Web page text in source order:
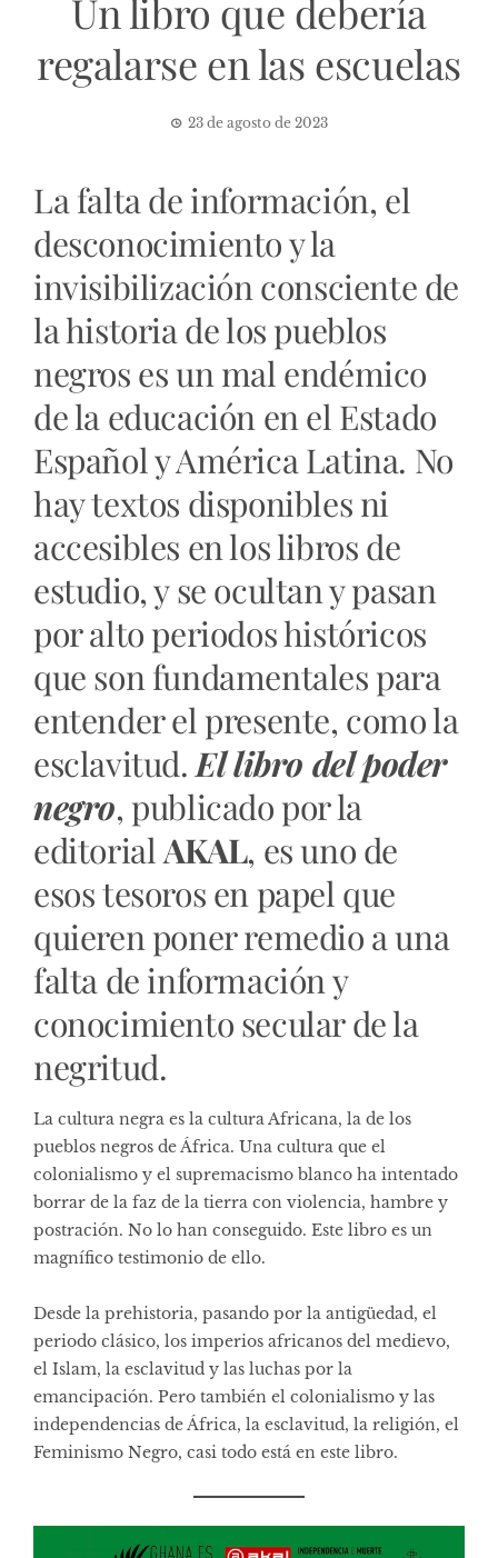
Un libro que debería
regalarse en las escuelas
23 de agosto de 2023
La falta de información, el
desconocimiento y la
invisibilización consciente de
la historia de los pueblos
negros es un mal endémico
de la educación en el Estado
Español y América Latina. No
hay textos disponibles ni
accesibles en los libros de
estudio, y se ocultan y pasan
por alto periodos históricos
que son fundamentales para
entender el presente, como la
esclavitud. El libro del poder
negro, publicado por la
editorial AKAL, es uno de
esos tesoros en papel que
quieren poner remedio a una
falta de información y
conocimiento secular de la
negritud.
La cultura negra es la cultura Africana, la de los
pueblos negros de África. Una cultura que el
colonialismo y el supremacismo blanco ha intentado
borrar de la faz de la tierra con violencia, hambre y
postración. No lo han conseguido. Este libro es un
magnífico testimonio de ello.
Desde la prehistoria, pasando por la antigüedad, el
periodo clásico, los imperios africanos del medievo,
el Islam, la esclavitud y las luchas por la
emancipación. Pero también el colonialismo y las
independencias de África, la esclavitud, la religión, el
Feminismo Negro, casi todo está en este libro.